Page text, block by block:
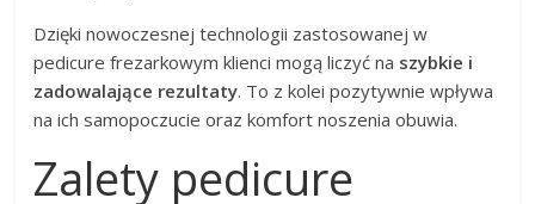
Dzięki nowoczesnej technologii zastosowanej w
pedicure frezarkowym klienci mogą liczyć na szybkie i
zadowalające rezultaty. To z kolei pozytywnie wpływa
na ich samopoczucie oraz komfort noszenia obuwia.
Zalety pedicure